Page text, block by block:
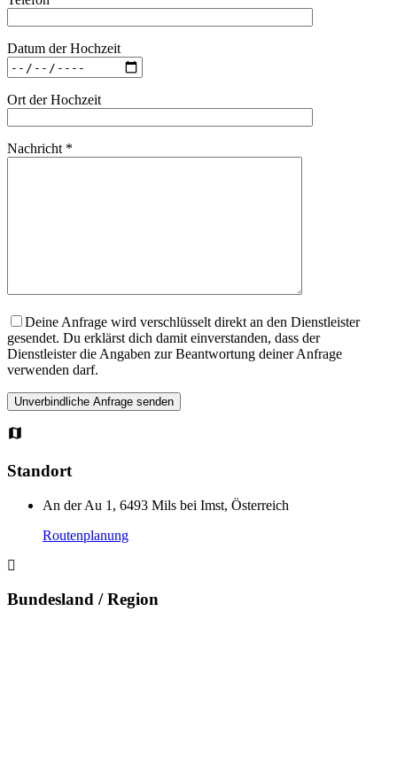
Datum der Hochzeit
Ort der Hochzeit
Nachricht *
Deine Anfrage wird verschlüsselt direkt an den Dienstleister
gesendet. Du erklärst dich damit einverstanden, dass der
Dienstleister die Angaben zur Beantwortung deiner Anfrage
verwenden darf.
Standort
An der Au 1, 6493 Mils bei Imst, Österreich
Routenplanung
Bundesland / Region